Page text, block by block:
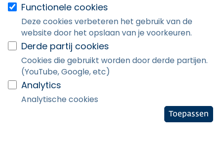
Functionele cookies
Deze cookies verbeteren het gebruik van de
website door het opslaan van je voorkeuren.
Derde partij cookies
Cookies die gebruikt worden door derde partijen.
(YouTube, Google, etc)
Analytics
Analytische cookies
Toepassen